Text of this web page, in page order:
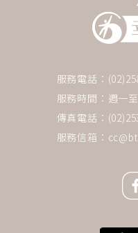
服務電話：
服務時間：週一
傳真電話：
服務信箱：